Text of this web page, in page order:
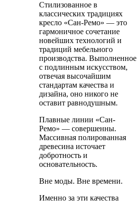
Стилизованное в
классических традициях
кресло «Сан-Ремо» — это
гармоничное сочетание
новейших технологий и
традиций мебельного
производства. Выполненное
с подлинным искусством,
отвечая высочайшим
стандартам качества и
дизайна, оно никого не
оставит равнодушным.
Плавные линии «Сан-
Ремо» — совершенны.
Массивная полированная
древесина источает
добротность и
основательность.
Вне моды. Вне времени.
Именно за эти качества